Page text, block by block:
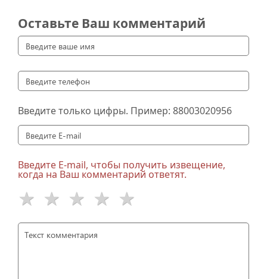
Оставьте Ваш комментарий
Введите только цифры. Пример: 88003020956
Введите E-mail, чтобы получить извещение,
когда на Ваш комментарий ответят.